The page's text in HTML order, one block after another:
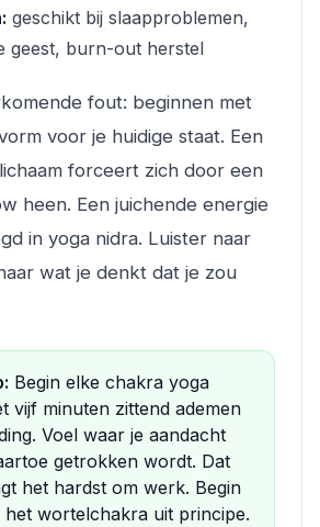
geschikt bij slaapproblemen,
geest, burn-out herstel
fout: beginnen met
voor je huidige staat. Een
forceert zich door een
heen. Een juichende energie
in yoga nidra. Luister naar
wat je denkt dat je zou
Begin elke chakra yoga
vijf minuten zittend ademen
Voel waar je aandacht
getrokken wordt. Dat
het hardst om werk. Begin
het wortelchakra uit principe.